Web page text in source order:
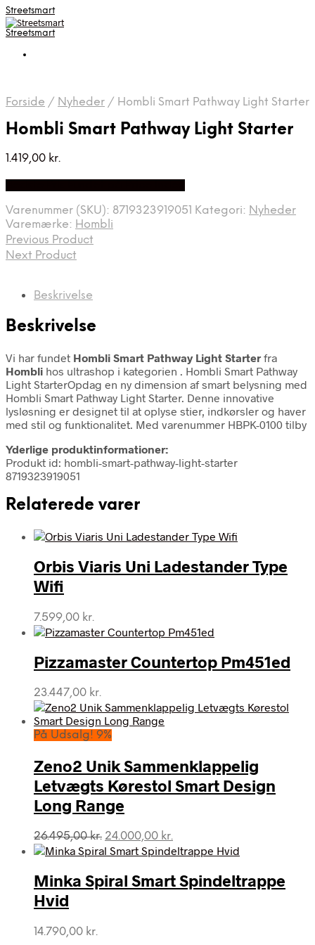
Streetsmart
Streetsmart
Forside / Nyheder / Hombli Smart Pathway Light Starter
Hombli Smart Pathway Light Starter
1.419,00 kr.
Varenummer (SKU): 8719323919051 Kategori: Nyheder
Varemærke: Hombli
Previous Product
Next Product
Beskrivelse
Beskrivelse
Vi har fundet Hombli Smart Pathway Light Starter fra
Hombli hos ultrashop i kategorien . Hombli Smart Pathway
Light StarterOpdag en ny dimension af smart belysning med
Hombli Smart Pathway Light Starter. Denne innovative
lysløsning er designet til at oplyse stier, indkørsler og haver
med stil og funktionalitet. Med varenummer HBPK-0100 tilby
Yderlige produktinformationer:
Produkt id: hombli-smart-pathway-light-starter
8719323919051
Relaterede varer
Orbis Viaris Uni Ladestander Type
Wifi
7.599,00 kr.
Pizzamaster Countertop Pm451ed
23.447,00 kr.
På Udsalg! 9%
Zeno2 Unik Sammenklappelig
Letvægts Kørestol Smart Design
Long Range
26.495,00kr. Den
oprindelige
var:
26.495,00 kr..
24.000,00 kr.
aktuelle
er:
24.000,00 kr..
Minka Spiral Smart Spindeltrappe
Hvid
14.790,00 kr.